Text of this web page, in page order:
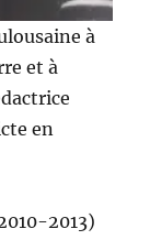
à
et à
en
2013)